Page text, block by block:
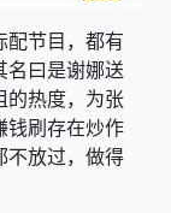
配节目，都有
名曰是谢娜送
的热度，为张
钱刷存在炒作
不放过，做得